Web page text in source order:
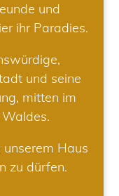
und
ihr Paradies.
und seine
mitten im
Haus
zu dürfen.